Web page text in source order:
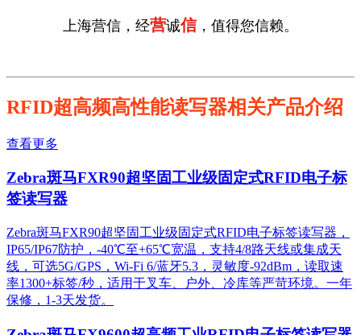
上海营信，经营诚信，值得您信赖。
RFID超高频高性能读写器相关产品介绍
查看更多
Zebra斑马FXR90超坚固工业级固定式RFID电子标
签读写器
Zebra斑马FXR90超坚固工业级固定式RFID电子标签读写器，
IP65/IP67防护，-40℃至+65℃宽温，支持4/8路天线或集成天
线，可选5G/GPS，Wi-Fi 6/蓝牙5.3，灵敏度-92dBm，读取速
率1300+标签/秒，适用于叉车、户外、冷库等严苛环境。一年
保修，1-3天发货。